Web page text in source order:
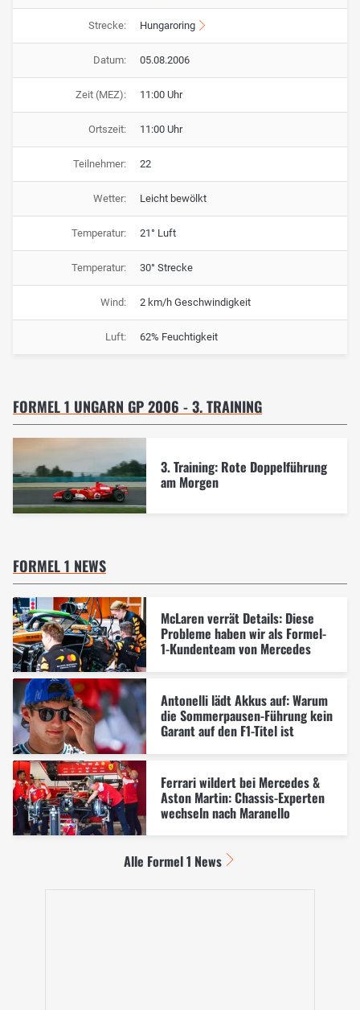
Strecke: Hungaroring
Datum: 05.08.2006
Zeit (MEZ): 11:00 Uhr
Ortszeit: 11:00 Uhr
Teilnehmer: 22
Wetter: Leicht bewölkt
Temperatur: 21° Luft
Temperatur: 30° Strecke
Wind: 2 km/h Geschwindigkeit
Luft: 62% Feuchtigkeit
FORMEL 1 UNGARN GP 2006 - 3. TRAINING
3. Training: Rote Doppelführung
am Morgen
FORMEL 1 NEWS
McLaren verrät Details: Diese
Probleme haben wir als Formel-
1-Kundenteam von Mercedes
Antonelli lädt Akkus auf: Warum
die Sommerpausen-Führung kein
Garant auf den F1-Titel ist
Ferrari wildert bei Mercedes &
Aston Martin: Chassis-Experten
wechseln nach Maranello
Alle Formel 1 News